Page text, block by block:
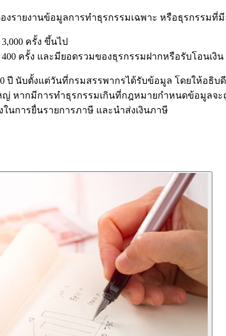
ายงานข้อมูลการทำธุรกรรมเฉพาะ หรือธุรกรรมที่
ครั้ง ขึ้นไป
ครั้ง และมียอดรวมของธุรกรรมฝากหรือรับโอนเงิ
นับตั้งแต่วันที่กรมสรรพากรได้รับข้อมูล โดยให้อธิบ
หากมีการทำธุรกรรมเกินที่กฎหมายกำหนดข้อมูลจ
นการยื่นรายการภาษี และนำส่งเงินภาษี